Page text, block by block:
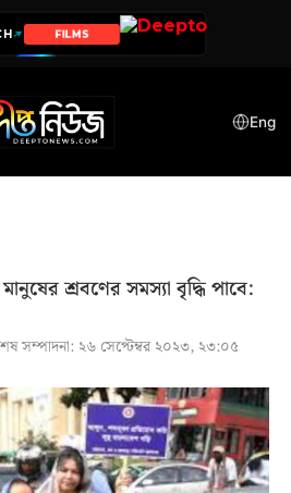
SERIES
Eng
শ্রবণের সমস্যা বৃদ্ধি পাবে:
সম্পাদনা: ২৬ সেপ্টেম্বর ২০২৩, ২৩:০৫